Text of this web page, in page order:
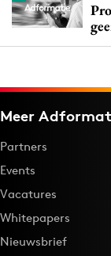
Meer
Partners
Events
Vacatures
Whitepapers
Nieuwsbrief